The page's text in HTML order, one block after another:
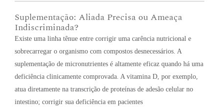
Suplementação: Aliada Precisa ou Ameaça
Indiscriminada?
Existe uma linha tênue entre corrigir uma carência nutricional e
sobrecarregar o organismo com compostos desnecessários. A
suplementação de micronutrientes é altamente eficaz quando há uma
deficiência clinicamente comprovada. A vitamina D, por exemplo,
atua diretamente na transcrição de proteínas de adesão celular no
intestino; corrigir sua deficiência em pacientes